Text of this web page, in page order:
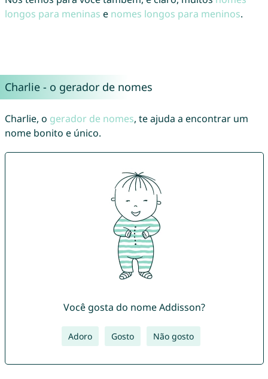
longos para meninas e nomes longos para meninos.
Charlie - o gerador de nomes
Charlie, o gerador de nomes, te ajuda a encontrar um
nome bonito e único.
Você gosta do nome Addisson?
Adoro Gosto Não gosto